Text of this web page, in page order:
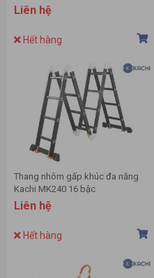
Liên hệ
Hết hàng
Thang nhôm gấp khúc đa năng
Kachi MK240 16 bậc
Liên hệ
Hết hàng